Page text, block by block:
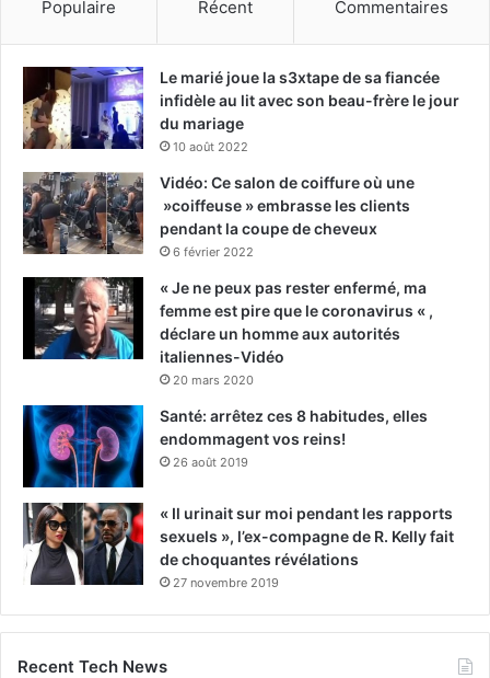
Populaire Récent Commentaires
Le marié joue la s3xtape de sa fiancée
infidèle au lit avec son beau-frère le jour
du mariage
10 août 2022
Vidéo: Ce salon de coiffure où une
»coiffeuse » embrasse les clients
pendant la coupe de cheveux
6 février 2022
« Je ne peux pas rester enfermé, ma
femme est pire que le coronavirus « ,
déclare un homme aux autorités
italiennes-Vidéo
20 mars 2020
Santé: arrêtez ces 8 habitudes, elles
endommagent vos reins!
26 août 2019
« Il urinait sur moi pendant les rapports
sexuels », l’ex-compagne de R. Kelly fait
de choquantes révélations
27 novembre 2019
Recent Tech News